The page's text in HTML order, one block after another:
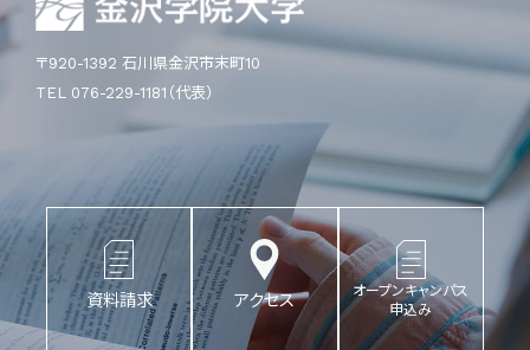
〒920-1392 石川県金沢市末町10
TEL 076-229-1181（代表）
資料請求 アクセス
オープンキャンパス
申込み